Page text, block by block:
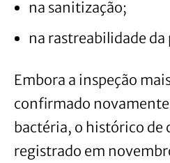
na sanitização;
na rastreabilidade da
Embora a inspeção
confirmado novamente
bactéria, o histórico de
registrado em